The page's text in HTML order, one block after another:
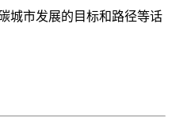
城市发展的目标和路径等话